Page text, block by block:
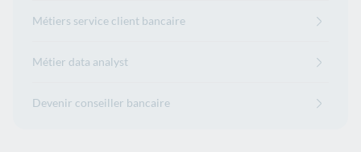
Métiers service client bancaire
Métier data analyst
Devenir conseiller bancaire